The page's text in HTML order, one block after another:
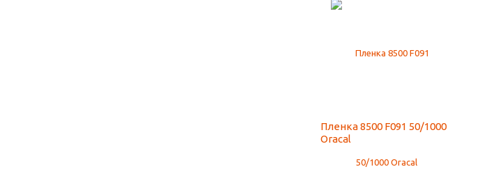
Пленка 8500 F091 50/1000
Oracal